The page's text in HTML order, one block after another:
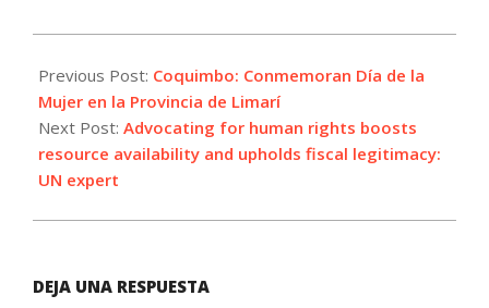
03-
11
Previous Post: Coquimbo: Conmemoran Día de la
Mujer en la Provincia de Limarí
Next Post: Advocating for human rights boosts
resource availability and upholds fiscal legitimacy:
UN expert
DEJA UNA RESPUESTA